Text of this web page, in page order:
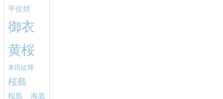
平佐焼
御衣
黄桜
本田紘輝
桜島
桜島 海底